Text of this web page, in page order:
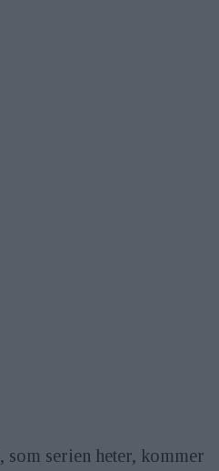
, som serien heter, kommer